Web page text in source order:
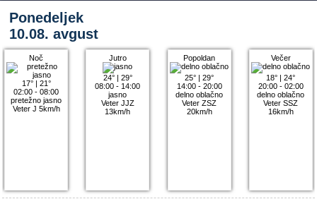
Ponedeljek
10.08. avgust
Noč
17°| 21°
02:00 - 08:00
pretežno jasno
Veter J 5km/h
Jutro
24°| 29°
08:00 - 14:00
jasno
Veter JJZ
13km/h
Popoldan
25° |29°
14:00 - 20:00
delno oblačno
Veter ZSZ
20km/h
Večer
18° |24°
20:00 - 02:00
delno oblačno
Veter SSZ
16km/h